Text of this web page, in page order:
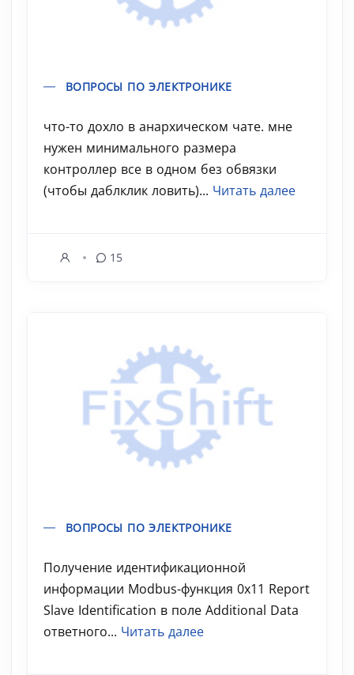
ВОПРОСЫ ПО ЭЛЕКТРОНИКЕ
что-то дохло в анархическом чате. мне
нужен минимального размера
контроллер все в одном без обвязки
(чтобы даблклик ловить)... Читать далее
15
ВОПРОСЫ ПО ЭЛЕКТРОНИКЕ
Получение идентификационной
информации Modbus-функция 0x11 Report
Slave Identification в поле Additional Data
ответного... Читать далее